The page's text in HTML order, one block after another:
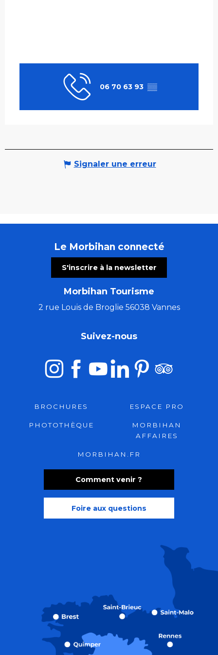
06 70 63 93 ▒▒
Signaler une erreur
Le Morbihan connecté
S'inscrire à la newsletter
Morbihan Tourisme
2 rue Louis de Broglie 56038 Vannes
Comment venir ?
Foire aux questions
Suivez-nous
BROCHURES ESPACE PRO
PHOTOTHÈQUE
MORBIHAN
AFFAIRES
MORBIHAN.FR